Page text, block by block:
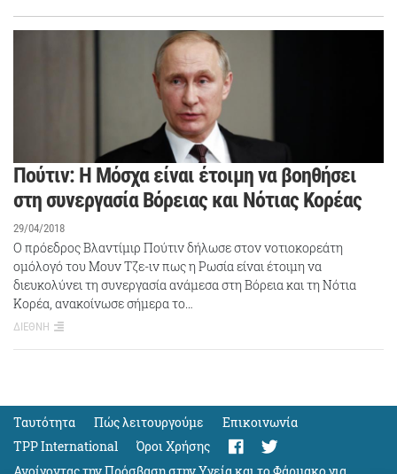
Πούτιν: Η Μόσχα είναι έτοιμη να βοηθήσει
στη συνεργασία Βόρειας και Νότιας Κορέας
29/04/2018
Ο πρόεδρος Βλαντίμιρ Πούτιν δήλωσε στον νοτιοκορεάτη
ομόλογό του Μουν Τζε-ιν πως η Ρωσία είναι έτοιμη να
διευκολύνει τη συνεργασία ανάμεσα στη Βόρεια και τη Νότια
Κορέα, ανακοίνωσε σήμερα το…
ΔΙΕΘΝΗ
Ταυτότητα Πώς λειτουργούμε
Eπικοινωνία
TPP International
Όροι Χρήσης